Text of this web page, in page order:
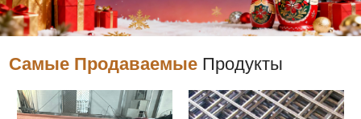
Самые Продаваемые Продукты